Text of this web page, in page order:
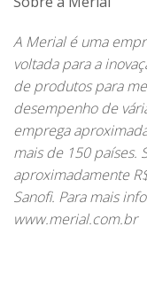
A Merial é uma
voltada para a
de produtos para
desempenho de
emprega
mais de 150 países.
aproximadamente
Sanofi. Para mais
www.merial.com.br